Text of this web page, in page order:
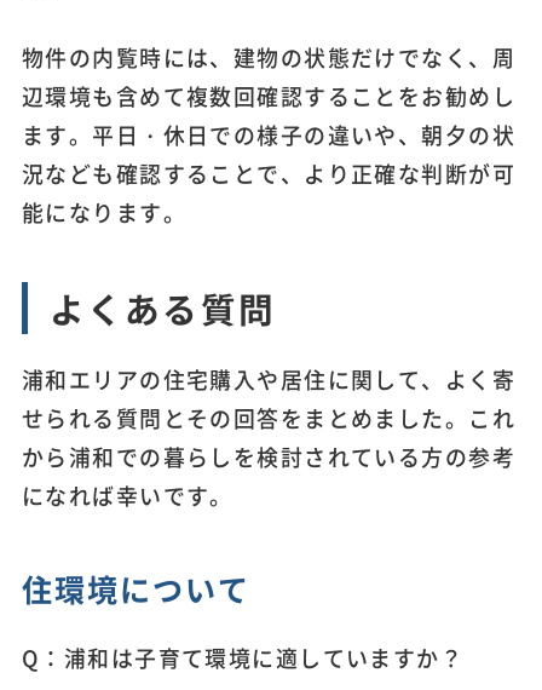
物件の内覧時には、建物の状態だけでなく、周
辺環境も含めて複数回確認することをお勧めし
ます。平日・休日での様子の違いや、朝夕の状
況なども確認することで、より正確な判断が可
能になります。
よくある質問
浦和エリアの住宅購入や居住に関して、よく寄
せられる質問とその回答をまとめました。これ
から浦和での暮らしを検討されている方の参考
になれば幸いです。
住環境について
Q：浦和は子育て環境に適していますか？